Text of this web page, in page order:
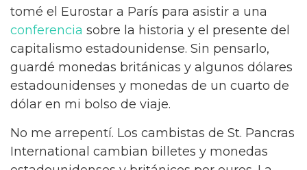
tomé el Eurostar a París para asistir a una
conferencia sobre la historia y el presente del
capitalismo estadounidense. Sin pensarlo,
guardé monedas británicas y algunos dólares
estadounidenses y monedas de un cuarto de
dólar en mi bolso de viaje.
No me arrepentí. Los cambistas de St. Pancras
International cambian billetes y monedas